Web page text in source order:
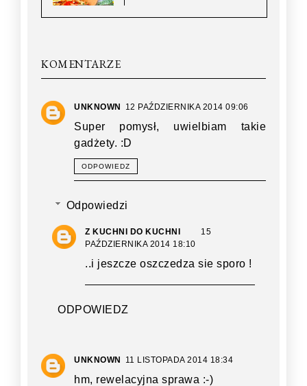
KOMENTARZE
UNKNOWN 12 PAŹDZIERNIKA 2014 09:06
Super pomysł, uwielbiam takie
gadżety. :D
ODPOWIEDZ
Odpowiedzi
Z KUCHNI DO KUCHNI
15
PAŹDZIERNIKA 2014 18:10
..i jeszcze oszczedza sie sporo !
ODPOWIEDZ
UNKNOWN 11 LISTOPADA 2014 18:34
hm, rewelacyjna sprawa :-)